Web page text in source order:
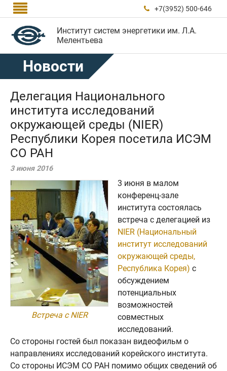
  +7(3952) 500-646
Институт систем энергетики им. Л.А.
Мелентьева
Новости
Делегация Национального
института исследований
окружающей среды (NIER)
Республики Корея посетила ИСЭМ
СО РАН
3 июня 2016
Встреча с NIER
3 июня в малом
конференц-зале
института состоялась
встреча с делегацией из
NIER (Национальный
институт исследований
окружающей среды,
Республика Корея) с
обсуждением
потенциальных
возможностей
совместных
исследований.
Со стороны гостей был показан видеофильм о
направлениях исследований корейского института.
Со стороны ИСЭМ СО РАН помимо общих сведений об